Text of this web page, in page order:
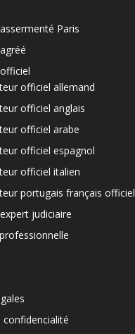
Paris
officiel allemand
officiel anglais
officiel arabe
officiel espagnol
officiel italien
portugais français officiel
judiciaire
confidencialité